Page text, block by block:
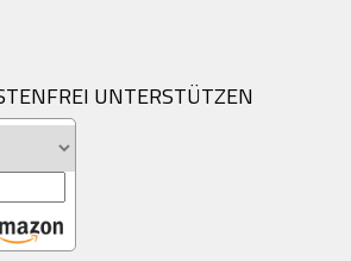
UNTERSTÜTZEN